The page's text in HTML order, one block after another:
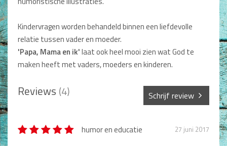
Gebed
Bijbel en Wetenschap
Alphacursus
Vervolgde kerk
Evangelisatie en Zending
Gemeenteleven en Leiderschap
Kindervragen worden behandeld binnen een liefdevolle
relatie tussen vader en moeder.
'Papa, Mama en ik'laat ook heel mooi zien wat God te
maken heeft met vaders, moeders en kinderen.
Reviews (4) Schrijf review
Sterren *
humor en educatie 27 juni 2017